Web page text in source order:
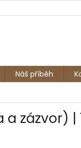
Náš příběh
a zázvor) |